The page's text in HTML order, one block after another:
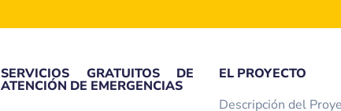
SERVICIOS GRATUITOS DE
ATENCIÓN DE EMERGENCIAS
EL PROYECTO
Descripción del